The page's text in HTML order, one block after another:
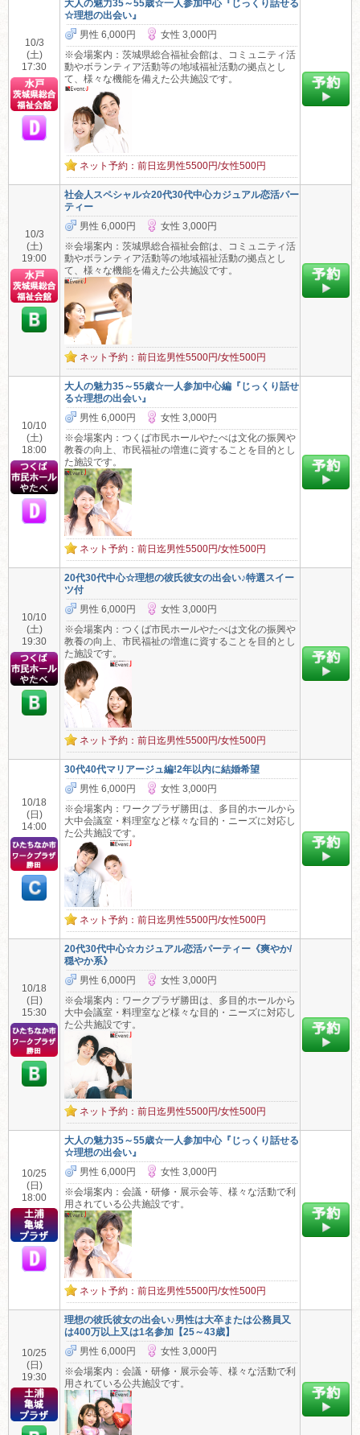
10/3
(土)
17:30
大人の魅力35～55歳☆一人参加中心『じっくり話せる
☆理想の出会い』
男性 6,000円
女性 3,000円
※会場案内：茨城県総合福祉会館は、コミュニティ活
動やボランティア活動等の地域福祉活動の拠点とし
て、様々な機能を備えた公共施設です。
ネット予約：前日迄男性5500円/女性500円
10/3
(土)
19:00
社会人スペシャル☆20代30代中心カジュアル恋活パー
ティー
男性 6,000円
女性 3,000円
※会場案内：茨城県総合福祉会館は、コミュニティ活
動やボランティア活動等の地域福祉活動の拠点とし
て、様々な機能を備えた公共施設です。
ネット予約：前日迄男性5500円/女性500円
10/10
(土)
18:00
大人の魅力35～55歳☆一人参加中心編『じっくり話せ
る☆理想の出会い』
男性 6,000円
女性 3,000円
※会場案内：つくば市民ホールやたべは文化の振興や
教養の向上、市民福祉の増進に資することを目的とし
た施設です。
ネット予約：前日迄男性5500円/女性500円
10/10
(土)
19:30
20代30代中心☆理想の彼氏彼女の出会い♪特選スイー
ツ付
男性 6,000円
女性 3,000円
※会場案内：つくば市民ホールやたべは文化の振興や
教養の向上、市民福祉の増進に資することを目的とし
た施設です。
ネット予約：前日迄男性5500円/女性500円
10/18
(日)
14:00
30代40代マリアージュ編!2年以内に結婚希望
男性 6,000円
女性 3,000円
※会場案内：ワークプラザ勝田は、多目的ホールから
大中会議室・料理室など様々な目的・ニーズに対応し
た公共施設です。
ネット予約：前日迄男性5500円/女性500円
10/18
(日)
15:30
20代30代中心☆カジュアル恋活パーティー《爽やか/
穏やか系》
男性 6,000円
女性 3,000円
※会場案内：ワークプラザ勝田は、多目的ホールから
大中会議室・料理室など様々な目的・ニーズに対応し
た公共施設です。
ネット予約：前日迄男性5500円/女性500円
10/25
(日)
18:00
大人の魅力35～55歳☆一人参加中心『じっくり話せる
☆理想の出会い』
男性 6,000円
女性 3,000円
※会場案内：会議・研修・展示会等、様々な活動で利
用されている公共施設です。
ネット予約：前日迄男性5500円/女性500円
10/25
(日)
19:30
理想の彼氏彼女の出会い♪男性は大卒または公務員又
は400万以上又は1名参加【25～43歳】
男性 6,000円
女性 3,000円
※会場案内：会議・研修・展示会等、様々な活動で利
用されている公共施設です。